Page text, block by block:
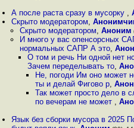
А после раста сразу в мусорку ,
Скрыто модератором,
Скрыто модератором, Аноним
И много у вас опенсорсных
нормальных САПР А это,
О том и речь Ни одной нет
Зачем переделывать то,
Не, погоди Им оно может
ты и делай Фигово р,
Так может просто дело в
по вечерам не может ,
Язык без сборки мусора в 2025